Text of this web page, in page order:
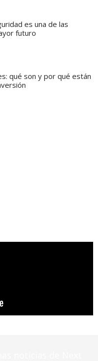
es una de las
futuro
qué son y por qué están